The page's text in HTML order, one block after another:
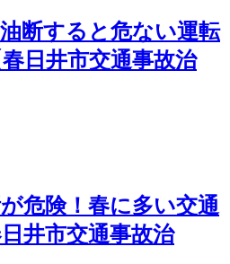
断すると危ない運転
日井市交通事故治
危険！春に多い交通
井市交通事故治